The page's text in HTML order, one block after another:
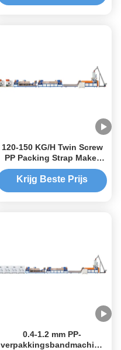
120-150 KG/H Twin Screw
PP Packing Strap Maker
PET Strapping Clip Maker
Krijg Beste Prijs
0.4-1.2 mm PP-
verpakkingsbandmachine